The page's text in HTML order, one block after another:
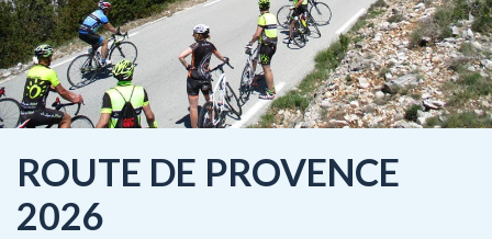
ROUTE DE PROVENCE
2026